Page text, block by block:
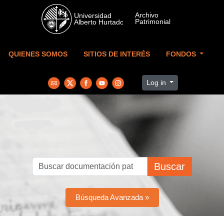
Skip to main content
QUIENES SOMOS SITIOS DE INTERÉS FONDOS
Log in
Buscar
Búsqueda Avanzada »